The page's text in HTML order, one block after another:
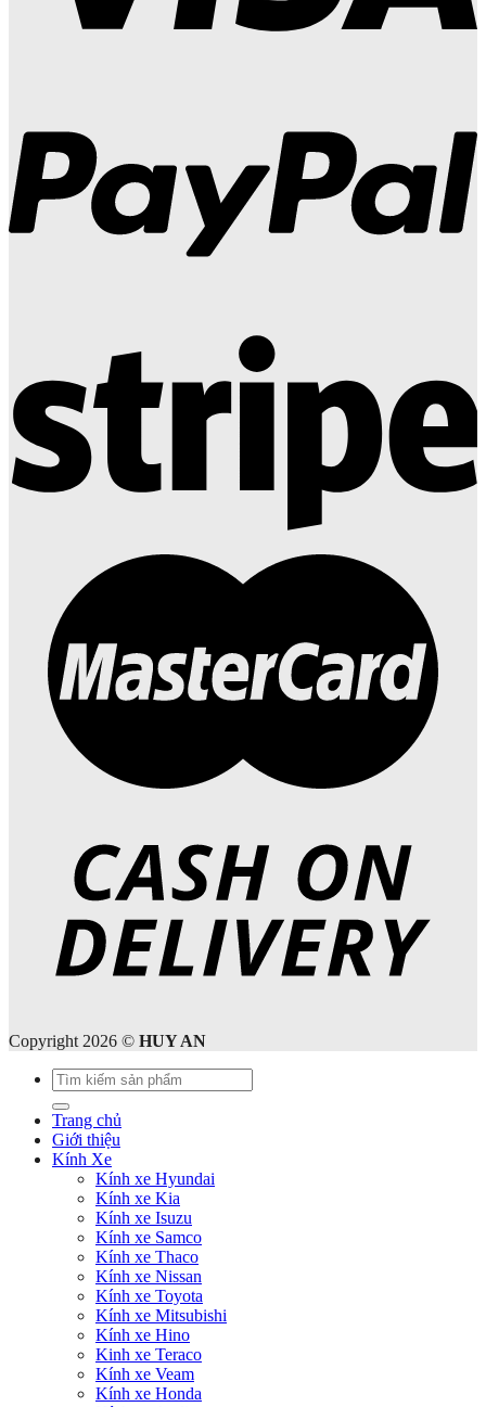
Copyright 2026 © HUY AN
Tìm
kiếm:
Trang chủ
Giới thiệu
Kính Xe
Kính xe Hyundai
Kính xe Kia
Kính xe Isuzu
Kính xe Samco
Kính xe Thaco
Kính xe Nissan
Kính xe Toyota
Kính xe Mitsubishi
Kính xe Hino
Kinh xe Teraco
Kính xe Veam
Kính xe Honda